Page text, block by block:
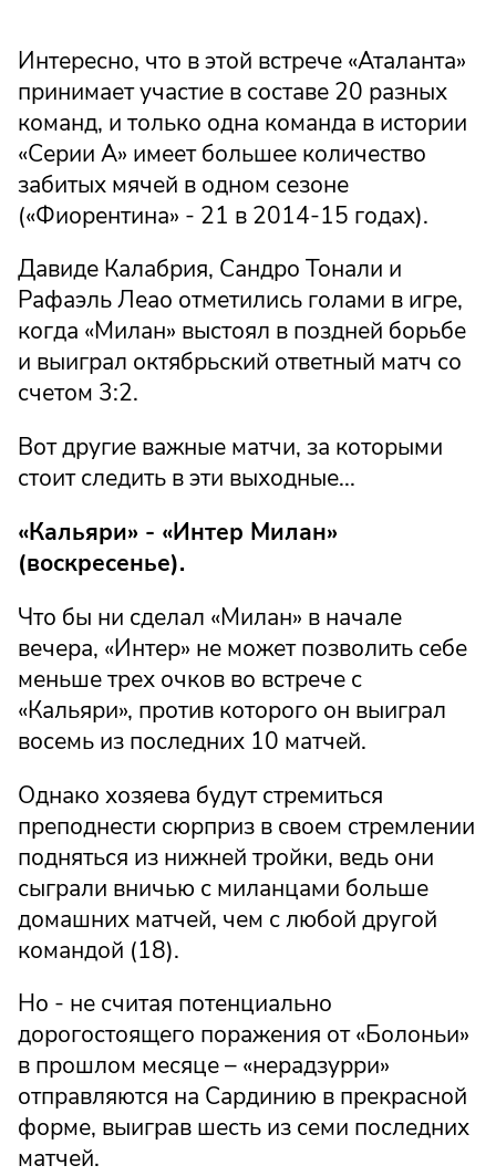
Интересно, что в этой встрече «Аталанта»
принимает участие в составе 20 разных
команд, и только одна команда в истории
«Серии А» имеет большее количество
забитых мячей в одном сезоне
(«Фиорентина» - 21 в 2014-15 годах).
Давиде Калабрия, Сандро Тонали и
Рафаэль Леао отметились голами в игре,
когда «Милан» выстоял в поздней борьбе
и выиграл октябрьский ответный матч со
счетом 3:2.
Вот другие важные матчи, за которыми
стоит следить в эти выходные...
«Кальяри» - «Интер Милан»
(воскресенье).
Что бы ни сделал «Милан» в начале
вечера, «Интер» не может позволить себе
меньше трех очков во встрече с
«Кальяри», против которого он выиграл
восемь из последних 10 матчей.
Однако хозяева будут стремиться
преподнести сюрприз в своем стремлении
подняться из нижней тройки, ведь они
сыграли вничью с миланцами больше
домашних матчей, чем с любой другой
командой (18).
Но - не считая потенциально
дорогостоящего поражения от «Болоньи»
в прошлом месяце – «нерадзурри»
отправляются на Сардинию в прекрасной
форме, выиграв шесть из семи последних
матчей.